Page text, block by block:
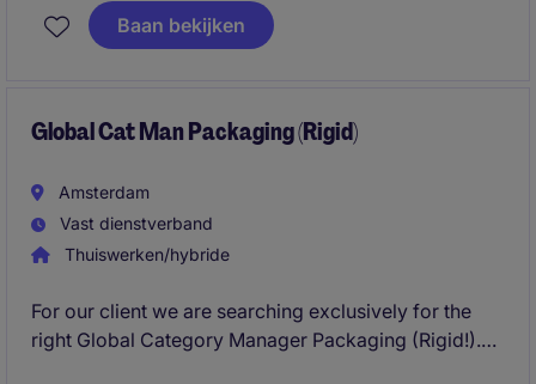
optimaliseren van de financiële processen. In deze
rol werk je nauw samen met het management en
Baan bekijken
Global Cat Man Packaging (Rigid)
Amsterdam
Vast dienstverband
Thuiswerken/hybride
For our client we are searching exclusively for the
right Global Category Manager Packaging (Rigid!).